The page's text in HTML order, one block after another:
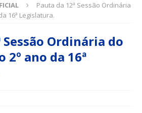
Pauta da 12ª Sessão Ordinária
16ª Legislatura.
Sessão Ordinária do
2º ano da 16ª